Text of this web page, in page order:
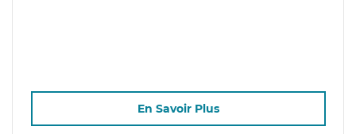
En Savoir Plus